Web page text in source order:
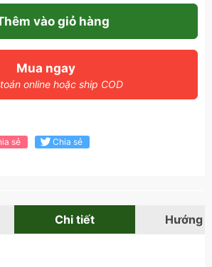
vào giỏ hàng
Mua ngay
online hoặc ship COD
sẻ Chia sẻ
Chi tiết Hướng